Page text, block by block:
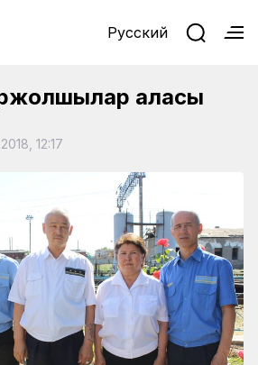
Русский
қаласы
12:17